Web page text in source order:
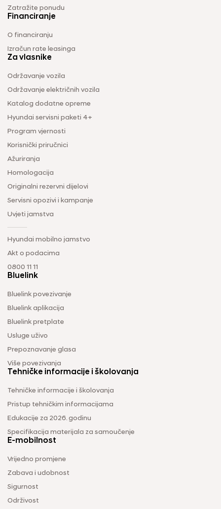
Zatražite ponudu
Financiranje
O financiranju
Izračun rate leasinga
Za vlasnike
Održavanje vozila
Održavanje električnih vozila
Katalog dodatne opreme
Hyundai servisni paketi 4+
Program vjernosti
Korisnički priručnici
Ažuriranja
Homologacija
Originalni rezervni dijelovi
Servisni opozivi i kampanje
Uvjeti jamstva
Hyundai mobilno jamstvo
Akt o podacima
0800 11 11
Bluelink
Bluelink povezivanje
Bluelink aplikacija
Bluelink pretplate
Usluge uživo
Prepoznavanje glasa
Više povezivanja
Tehničke informacije i školovanja
Tehničke informacije i školovanja
Pristup tehničkim informacijama
Edukacije za 2026. godinu
Specifikacija materijala za samoučenje
E-mobilnost
Vrijedno promjene
Zabava i udobnost
Sigurnost
Održivost